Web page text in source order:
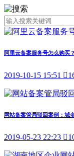
阿里云备案服务号怎么购买
2019-10-15 15:51 
网站备案管局驳回案例：域
2019-05-23 22:23 